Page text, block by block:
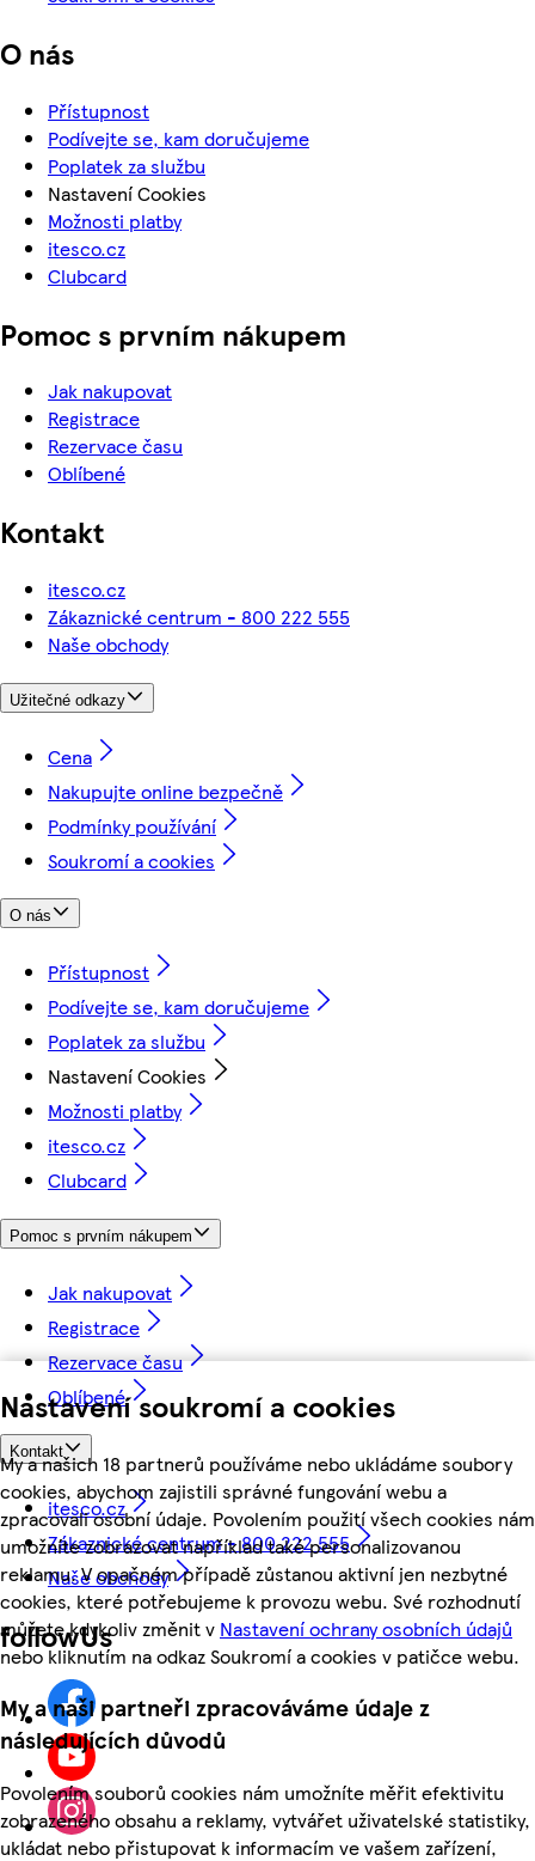
Nastavení soukromí a cookies
My a našich 18 partnerů používáme nebo ukládáme soubory
cookies, abychom zajistili správné fungování webu a
zpracovali osobní údaje. Povolením použití všech cookies nám
umožníte zobrazovat například také personalizovanou
reklamu. V opačném případě zůstanou aktivní jen nezbytné
cookies, které potřebujeme k provozu webu. Své rozhodnutí
můžete kdykoliv změnit v Nastavení ochrany osobních údajů
nebo kliknutím na odkaz Soukromí a cookies v patičce webu.
My a naši partneři zpracováváme údaje z
následujících důvodů
Povolením souborů cookies nám umožníte měřit efektivitu
zobrazeného obsahu a reklamy, vytvářet uživatelské statistiky,
ukládat nebo přistupovat k informacím ve vašem zařízení,
O nás
Přístupnost
Podívejte se, kam doručujeme
Poplatek za službu
Nastavení Cookies
Možnosti platby
itesco.cz
Clubcard
Pomoc s prvním nákupem
Jak nakupovat
Registrace
Rezervace času
Oblíbené
Kontakt
itesco.cz
Zákaznické centrum - 800 222 555
Naše obchody
Užitečné odkazy
Cena
Nakupujte online bezpečně
Podmínky používání
Soukromí a cookies
O nás
Přístupnost
Podívejte se, kam doručujeme
Poplatek za službu
Nastavení Cookies
Možnosti platby
itesco.cz
Clubcard
Pomoc s prvním nákupem
Jak nakupovat
Registrace
Rezervace času
Oblíbené
Kontakt
itesco.cz
Zákaznické centrum - 800 222 555
Naše obchody
followUs